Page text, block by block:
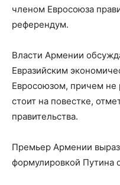
членом Евросоюза
референдум.
Власти Армении
Евразийским
Евросоюзом, причем не
стоит на повестке,
правительства.
Премьер Армении
формулировкой Путина